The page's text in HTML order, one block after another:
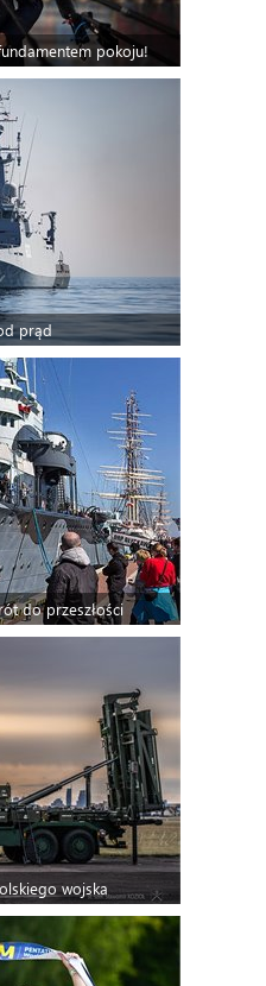
pokoju!
prąd
do przeszłości
wojska